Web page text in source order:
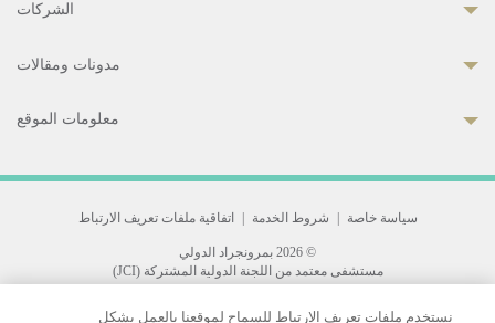
الشركات
مدونات ومقالات
معلومات الموقع
سياسة خاصة شروط الخدمة اتفاقية ملفات تعريف الارتباط
© 2026 بمرونجراد الدولي
مستشفى معتمد من اللجنة الدولية المشتركة (JCI)
33 Sukhumvit 3, Wattana, Bangkok 10110 Thailand.
نستخدم ملفات تعريف الارتباط للسماح لموقعنا بالعمل بشكل